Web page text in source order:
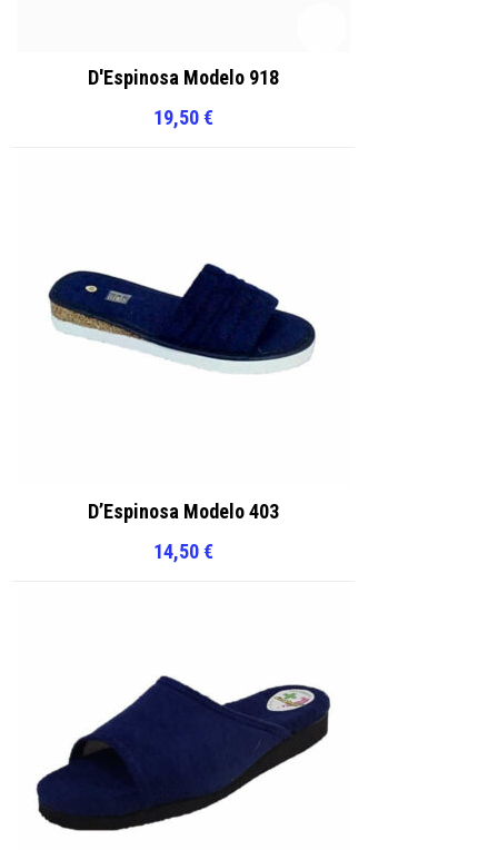
D'Espinosa Modelo 918
19,50€
D’Espinosa Modelo 403
14,50€